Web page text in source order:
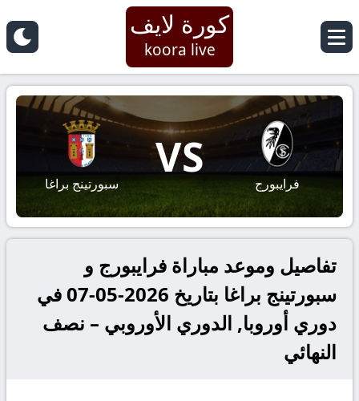
كورة لايف
koora live
فرايبورج
VS
سبورتينج براغا
تفاصيل وموعد مباراة فرايبورج و
سبورتينج براغا بتاريخ 2026-05-07 في
دوري أوروبا, الدوري الأوروبي – نصف
النهائي